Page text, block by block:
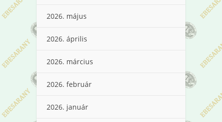
2026. május
2026. április
2026. március
2026. február
2026. január